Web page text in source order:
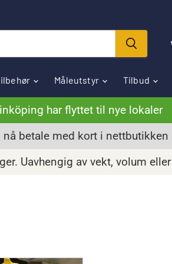
Måleutstyr Tilbud
har flyttet til nye lokaler
nå betale med kort i nettbutikken
Uavhengig av vekt, volum